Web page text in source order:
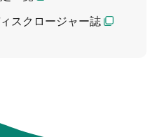
スクロージャー誌